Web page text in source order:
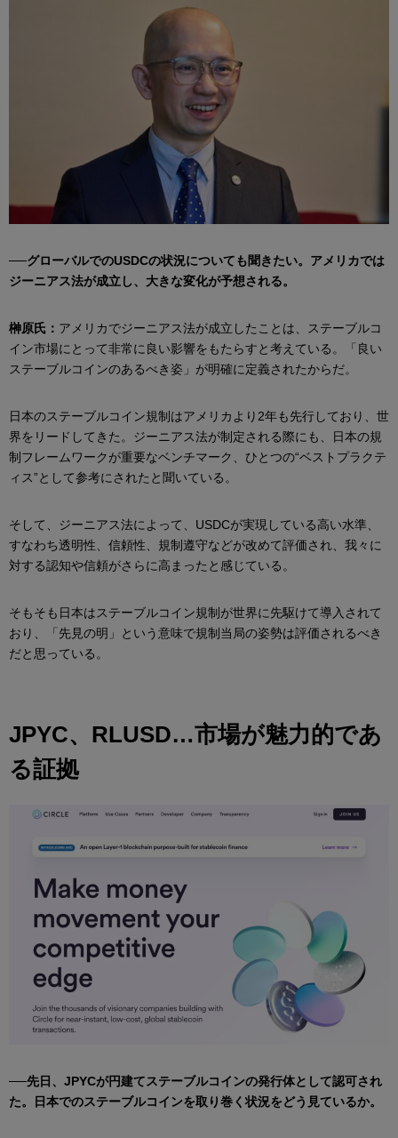
──グローバルでのUSDCの状況についても聞きたい。アメリカでは
ジーニアス法が成立し、大きな変化が予想される。
榊原氏： アメリカでジーニアス法が成立したことは、ステーブルコ
イン市場にとって非常に良い影響をもたらすと考えている。「良い
ステーブルコインのあるべき姿」が明確に定義されたからだ。
日本のステーブルコイン規制はアメリカより2年も先行しており、世
界をリードしてきた。ジーニアス法が制定される際にも、日本の規
制フレームワークが重要なベンチマーク、ひとつの“ベストプラクテ
ィス”として参考にされたと聞いている。
そして、ジーニアス法によって、USDCが実現している高い水準、
すなわち透明性、信頼性、規制遵守などが改めて評価され、我々に
対する認知や信頼がさらに高まったと感じている。
そもそも日本はステーブルコイン規制が世界に先駆けて導入されて
おり、「先見の明」という意味で規制当局の姿勢は評価されるべき
だと思っている。
JPYC、RLUSD…市場が魅力的であ
る証拠
──先日、JPYCが円建てステーブルコインの発行体として認可され
た。日本でのステーブルコインを取り巻く状況をどう見ているか。